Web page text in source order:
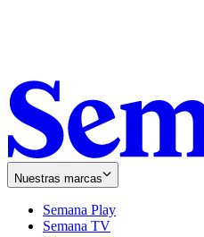
Nuestras marcas
Semana Play
Semana TV